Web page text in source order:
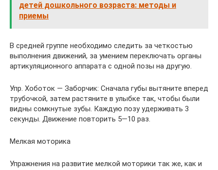
детей дошкольного возраста: методы и
приемы
В средней группе необходимо следить за четкостью
выполнения движений, за умением переключать органы
артикуляционного аппарата с одной позы на другую.
Упр. Хоботок — Заборчик: Сначала губы вытяните вперед
трубочкой, затем растяните в улыбке так, чтобы были
видны сомкнутые зубы. Каждую позу удерживать 3
секунды. Движение повторить 5—10 раз.
Мелкая моторика
Упражнения на развитие мелкой моторики так же, как и